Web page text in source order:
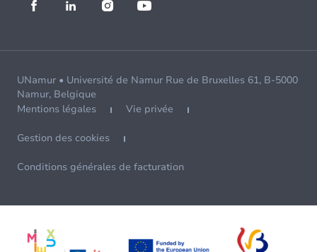
UNamur • Université de Namur Rue de Bruxelles 61, B-5000
Namur, Belgique
Mentions légales
Vie privée
Gestion des cookies
Conditions générales de facturation